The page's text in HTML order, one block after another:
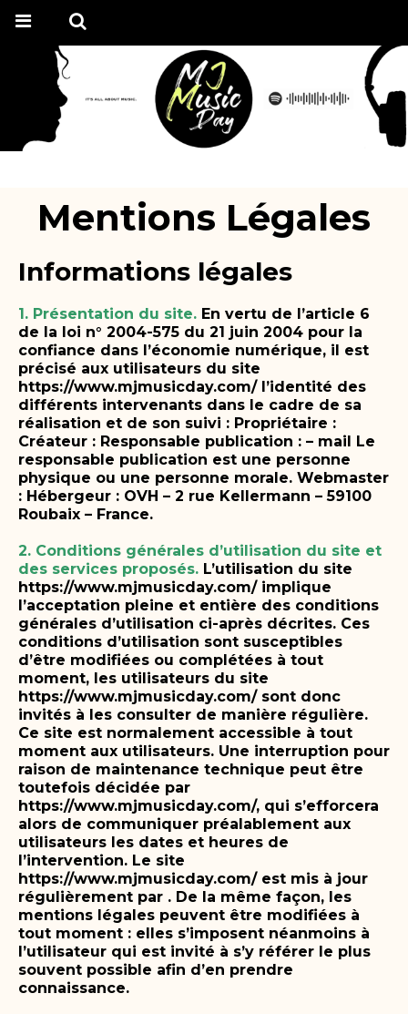
Mentions Légales
Informations légales
1. Présentation du site. En vertu de l’article 6
de la loi n° 2004-575 du 21 juin 2004 pour la
confiance dans l’économie numérique, il est
précisé aux utilisateurs du site
https://www.mjmusicday.com/ l’identité des
différents intervenants dans le cadre de sa
réalisation et de son suivi : Propriétaire :
Créateur : Responsable publication : – mail Le
responsable publication est une personne
physique ou une personne morale. Webmaster
: Hébergeur : OVH – 2 rue Kellermann – 59100
Roubaix – France.
2. Conditions générales d’utilisation du site et
des services proposés. L’utilisation du site
https://www.mjmusicday.com/ implique
l’acceptation pleine et entière des conditions
générales d’utilisation ci-après décrites. Ces
conditions d’utilisation sont susceptibles
d’être modifiées ou complétées à tout
moment, les utilisateurs du site
https://www.mjmusicday.com/ sont donc
invités à les consulter de manière régulière.
Ce site est normalement accessible à tout
moment aux utilisateurs. Une interruption pour
raison de maintenance technique peut être
toutefois décidée par
https://www.mjmusicday.com/, qui s’efforcera
alors de communiquer préalablement aux
utilisateurs les dates et heures de
l’intervention. Le site
https://www.mjmusicday.com/ est mis à jour
régulièrement par . De la même façon, les
mentions légales peuvent être modifiées à
tout moment : elles s’imposent néanmoins à
l’utilisateur qui est invité à s’y référer le plus
souvent possible afin d’en prendre
connaissance.